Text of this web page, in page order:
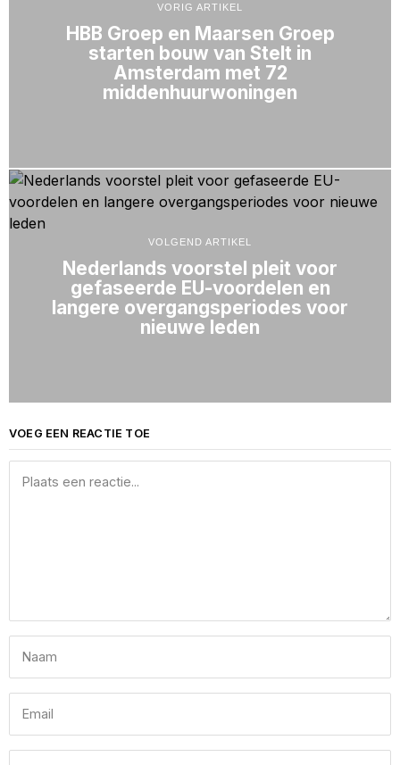
VORIG ARTIKEL
HBB Groep en Maarsen Groep
starten bouw van Stelt in
Amsterdam met 72
middenhuurwoningen
VOLGEND ARTIKEL
Nederlands voorstel pleit voor
gefaseerde EU-voordelen en
langere overgangsperiodes voor
nieuwe leden
VOEG EEN REACTIE TOE